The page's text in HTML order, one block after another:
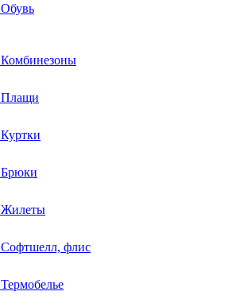
Обувь
Комбинезоны
Плащи
Куртки
Брюки
Жилеты
Софтшелл, флис
Термобелье